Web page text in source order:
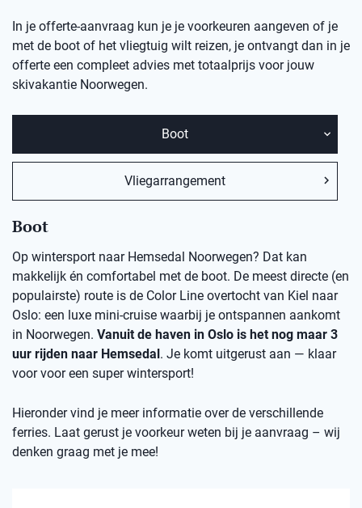
In je offerte-aanvraag kun je je voorkeuren aangeven of je
met de boot of het vliegtuig wilt reizen, je ontvangt dan in je
offerte een compleet advies met totaalprijs voor jouw
skivakantie Noorwegen.
Boot
Vliegarrangement
Boot
Op wintersport naar Hemsedal Noorwegen? Dat kan
makkelijk én comfortabel met de boot. De meest directe (en
populairste) route is de Color Line overtocht van Kiel naar
Oslo: een luxe mini-cruise waarbij je ontspannen aankomt
in Noorwegen. Vanuit de haven in Oslo is het nog maar 3
uur rijden naar Hemsedal. Je komt uitgerust aan — klaar
voor voor een super wintersport!
Hieronder vind je meer informatie over de verschillende
ferries. Laat gerust je voorkeur weten bij je aanvraag – wij
denken graag met je mee!